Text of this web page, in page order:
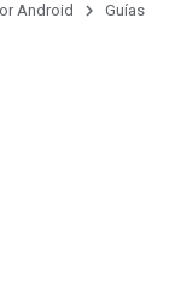
Android Guías